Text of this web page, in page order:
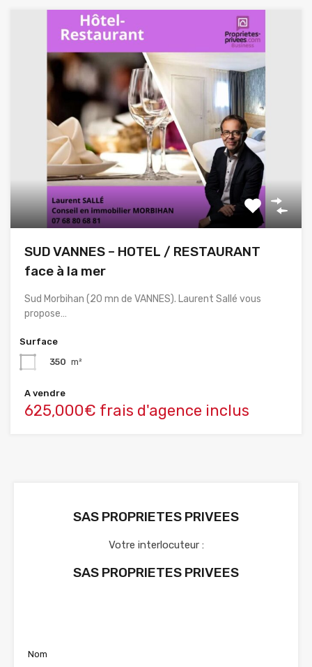
SUD VANNES – HOTEL / RESTAURANT
face à la mer
Sud Morbihan (20 mn de VANNES). Laurent Sallé vous
propose…
Surface
350 m²
A vendre
625,000€ frais d'agence inclus
SAS PROPRIETES PRIVEES
Votre interlocuteur :
SAS PROPRIETES PRIVEES
Nom